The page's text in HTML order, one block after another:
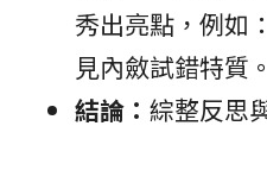
秀出亮點，例如
見內斂試錯特質。
結論： 綜整反思